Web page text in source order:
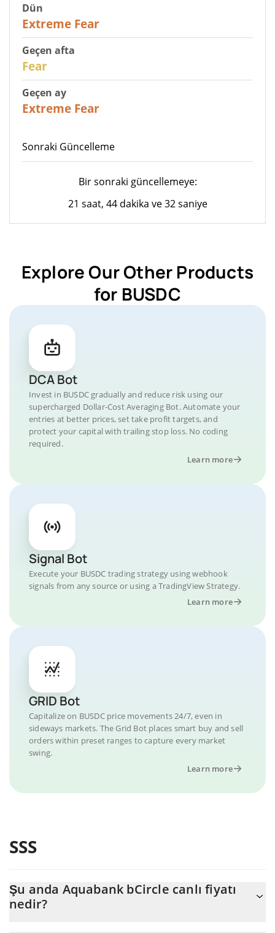
Dün
Extreme Fear
Geçen afta
Fear
Geçen ay
Extreme Fear
Sonraki Güncelleme
Bir sonraki güncellemeye:
21 saat, 44 dakika ve 32 saniye
Explore Our Other Products
for BUSDC
DCA Bot
Invest in BUSDC gradually and reduce risk using our
supercharged Dollar-Cost Averaging Bot. Automate your
entries at better prices, set take profit targets, and
protect your capital with trailing stop loss. No coding
required.
Learn more
Signal Bot
Execute your BUSDC trading strategy using webhook
signals from any source or using a TradingView Strategy.
Learn more
GRID Bot
Capitalize on BUSDC price movements 24/7, even in
sideways markets. The Grid Bot places smart buy and sell
orders within preset ranges to capture every market
swing.
Learn more
SSS
Şu anda Aquabank bCircle canlı fiyatı
nedir?